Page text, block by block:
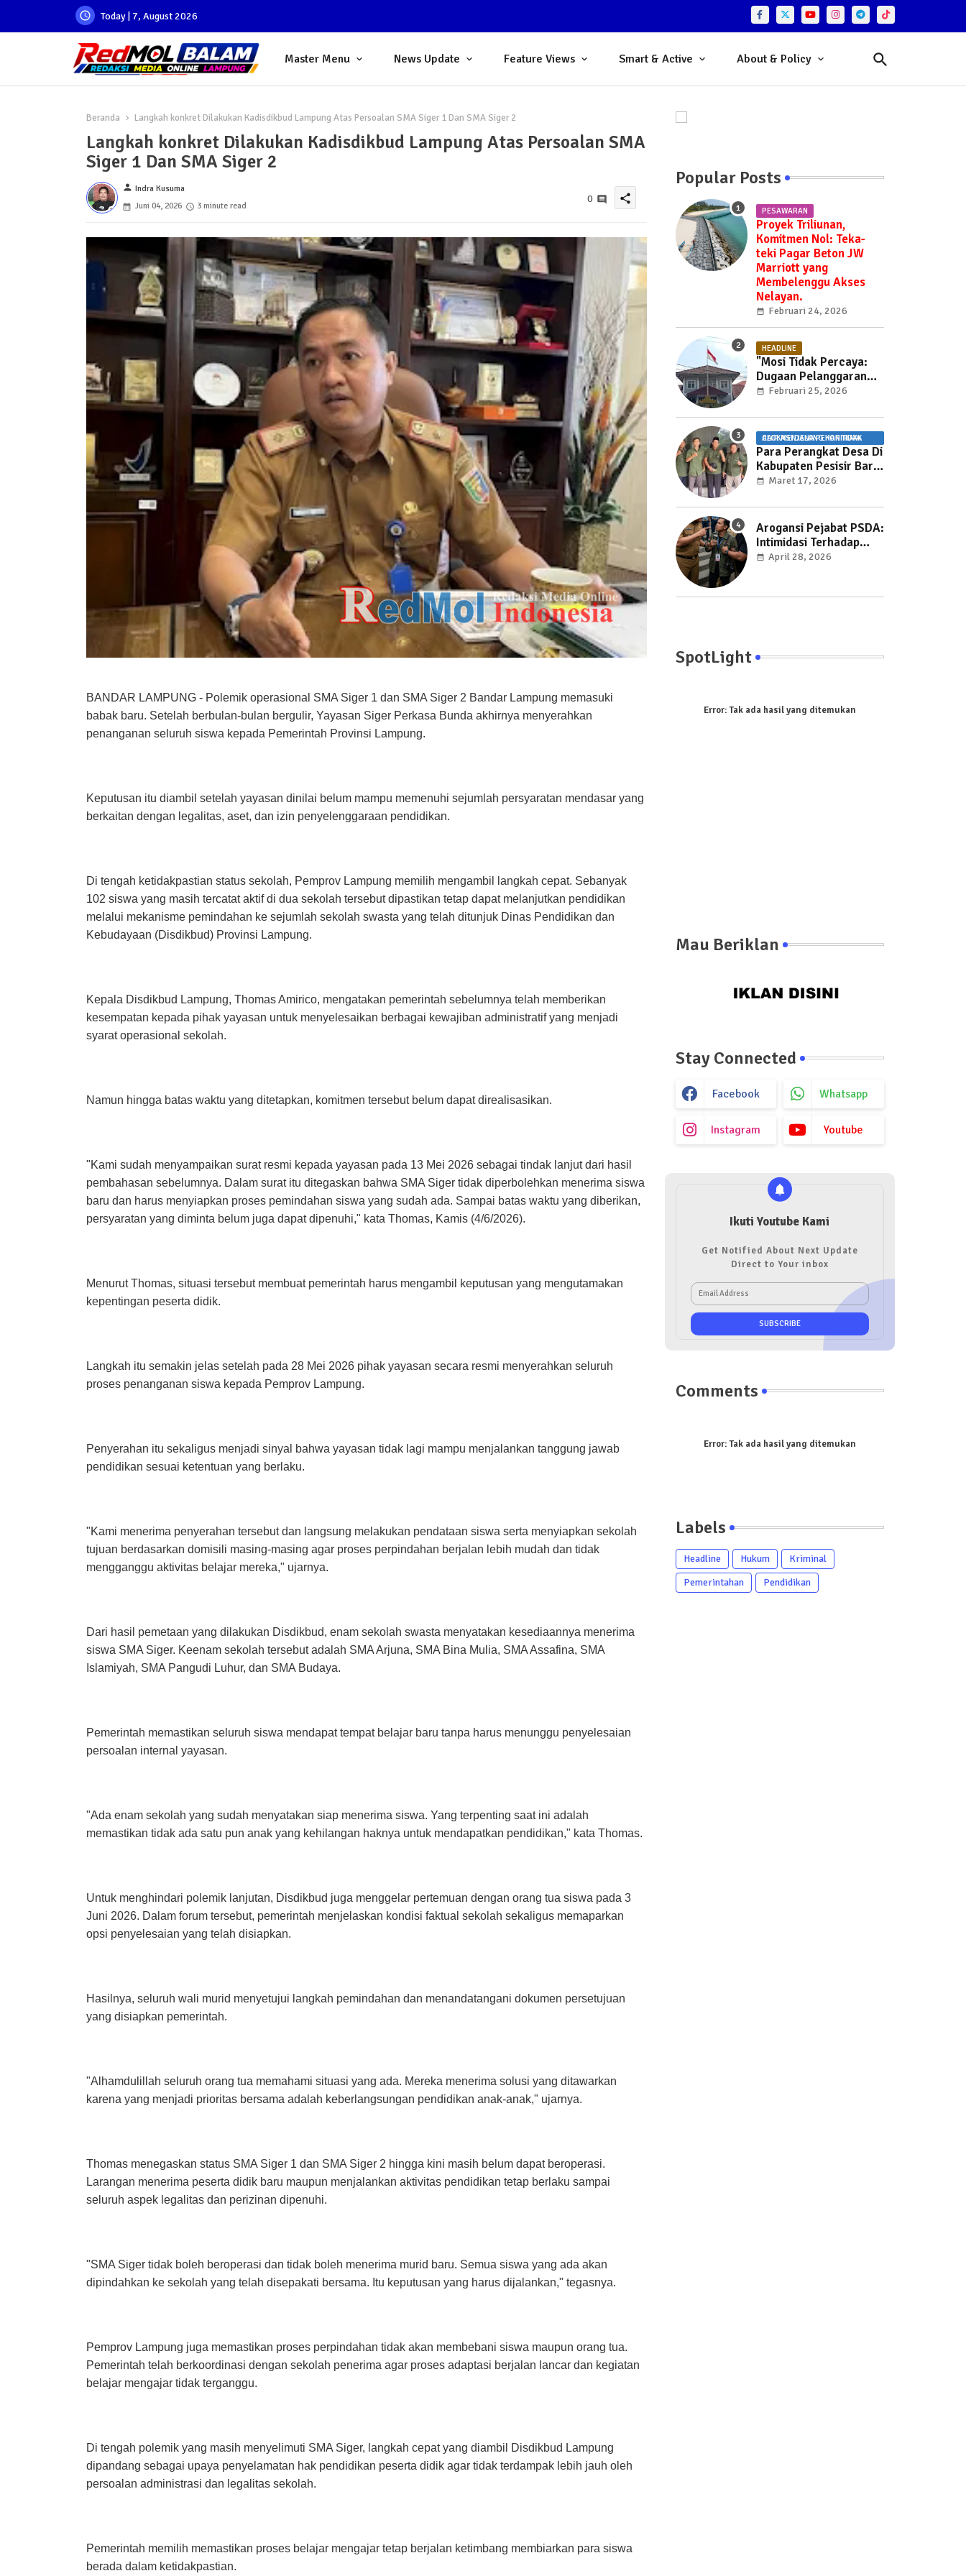
Today | 7, August 2026
Master Menu News Update Feature Views Smart & Active About & Policy
Beranda Langkah konkret Dilakukan Kadisdikbud Lampung Atas Persoalan SMA Siger 1 Dan SMA Siger 2
Langkah konkret Dilakukan Kadisdikbud Lampung Atas Persoalan SMA
Siger 1 Dan SMA Siger 2
person Indra Kusuma
Juni 04, 2026
3 minute read
0 share
BANDAR LAMPUNG - Polemik operasional SMA Siger 1 dan SMA Siger 2 Bandar Lampung memasuki
babak baru. Setelah berbulan-bulan bergulir, Yayasan Siger Perkasa Bunda akhirnya menyerahkan
penanganan seluruh siswa kepada Pemerintah Provinsi Lampung.
Keputusan itu diambil setelah yayasan dinilai belum mampu memenuhi sejumlah persyaratan mendasar yang
berkaitan dengan legalitas, aset, dan izin penyelenggaraan pendidikan.
Di tengah ketidakpastian status sekolah, Pemprov Lampung memilih mengambil langkah cepat. Sebanyak
102 siswa yang masih tercatat aktif di dua sekolah tersebut dipastikan tetap dapat melanjutkan pendidikan
melalui mekanisme pemindahan ke sejumlah sekolah swasta yang telah ditunjuk Dinas Pendidikan dan
Kebudayaan (Disdikbud) Provinsi Lampung.
Kepala Disdikbud Lampung, Thomas Amirico, mengatakan pemerintah sebelumnya telah memberikan
kesempatan kepada pihak yayasan untuk menyelesaikan berbagai kewajiban administratif yang menjadi
syarat operasional sekolah.
Namun hingga batas waktu yang ditetapkan, komitmen tersebut belum dapat direalisasikan.
"Kami sudah menyampaikan surat resmi kepada yayasan pada 13 Mei 2026 sebagai tindak lanjut dari hasil
pembahasan sebelumnya. Dalam surat itu ditegaskan bahwa SMA Siger tidak diperbolehkan menerima siswa
baru dan harus menyiapkan proses pemindahan siswa yang sudah ada. Sampai batas waktu yang diberikan,
persyaratan yang diminta belum juga dapat dipenuhi," kata Thomas, Kamis (4/6/2026).
Menurut Thomas, situasi tersebut membuat pemerintah harus mengambil keputusan yang mengutamakan
kepentingan peserta didik.
Langkah itu semakin jelas setelah pada 28 Mei 2026 pihak yayasan secara resmi menyerahkan seluruh
proses penanganan siswa kepada Pemprov Lampung.
Penyerahan itu sekaligus menjadi sinyal bahwa yayasan tidak lagi mampu menjalankan tanggung jawab
pendidikan sesuai ketentuan yang berlaku.
"Kami menerima penyerahan tersebut dan langsung melakukan pendataan siswa serta menyiapkan sekolah
tujuan berdasarkan domisili masing-masing agar proses perpindahan berjalan lebih mudah dan tidak
mengganggu aktivitas belajar mereka," ujarnya.
Dari hasil pemetaan yang dilakukan Disdikbud, enam sekolah swasta menyatakan kesediaannya menerima
siswa SMA Siger. Keenam sekolah tersebut adalah SMA Arjuna, SMA Bina Mulia, SMA Assafina, SMA
Islamiyah, SMA Pangudi Luhur, dan SMA Budaya.
Pemerintah memastikan seluruh siswa mendapat tempat belajar baru tanpa harus menunggu penyelesaian
persoalan internal yayasan.
"Ada enam sekolah yang sudah menyatakan siap menerima siswa. Yang terpenting saat ini adalah
memastikan tidak ada satu pun anak yang kehilangan haknya untuk mendapatkan pendidikan," kata Thomas.
Untuk menghindari polemik lanjutan, Disdikbud juga menggelar pertemuan dengan orang tua siswa pada 3
Juni 2026. Dalam forum tersebut, pemerintah menjelaskan kondisi faktual sekolah sekaligus memaparkan
opsi penyelesaian yang telah disiapkan.
Hasilnya, seluruh wali murid menyetujui langkah pemindahan dan menandatangani dokumen persetujuan
yang disiapkan pemerintah.
"Alhamdulillah seluruh orang tua memahami situasi yang ada. Mereka menerima solusi yang ditawarkan
karena yang menjadi prioritas bersama adalah keberlangsungan pendidikan anak-anak," ujarnya.
Thomas menegaskan status SMA Siger 1 dan SMA Siger 2 hingga kini masih belum dapat beroperasi.
Larangan menerima peserta didik baru maupun menjalankan aktivitas pendidikan tetap berlaku sampai
seluruh aspek legalitas dan perizinan dipenuhi.
"SMA Siger tidak boleh beroperasi dan tidak boleh menerima murid baru. Semua siswa yang ada akan
dipindahkan ke sekolah yang telah disepakati bersama. Itu keputusan yang harus dijalankan," tegasnya.
Pemprov Lampung juga memastikan proses perpindahan tidak akan membebani siswa maupun orang tua.
Pemerintah telah berkoordinasi dengan sekolah penerima agar proses adaptasi berjalan lancar dan kegiatan
belajar mengajar tidak terganggu.
Di tengah polemik yang masih menyelimuti SMA Siger, langkah cepat yang diambil Disdikbud Lampung
dipandang sebagai upaya penyelamatan hak pendidikan peserta didik agar tidak terdampak lebih jauh oleh
persoalan administrasi dan legalitas sekolah.
Pemerintah memilih memastikan proses belajar mengajar tetap berjalan ketimbang membiarkan para siswa
berada dalam ketidakpastian.
Popular Posts
PESAWARAN
Proyek Triliunan,
Komitmen Nol: Teka-
teki Pagar Beton JW
Marriott yang
Membelenggu Akses
Nelayan.
Februari 24, 2026
HEADLINE
"Mosi Tidak Percaya:
Dugaan Pelanggaran
UU Pemasyarakatan
Layanan Publik di Rutan
Way Huwi."
Februari 25, 2026
ALOKASI DANA PEKON TIDAK CAIR MENJELANG HARI RAYA
Para Perangkat Desa Di
Kabupaten Pesisir Barat
Kecewa Karena ADP
Maret 17, 2026
Arogansi Pejabat PSDA:
Intimidasi Terhadap
Jurnalis Mengancam
April 28, 2026
SpotLight
Error:Tak ada hasil yang ditemukan
Mau Beriklan
Stay Connected
Facebook Whatsapp
Instagram Youtube
Ikuti Youtube Kami
Get Notified About Next Update
Direct to Your inbox
Comments
Error:Tak ada hasil yang ditemukan
Labels
Headline Hukum
Kriminal
Pemerintahan
Pendidikan